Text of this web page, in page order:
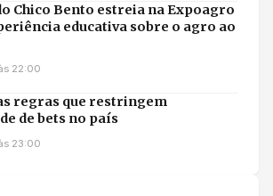
Chico Bento estreia na Expoagro
educativa sobre o agro ao
22:00
regras que restringem
de bets no país
23:00